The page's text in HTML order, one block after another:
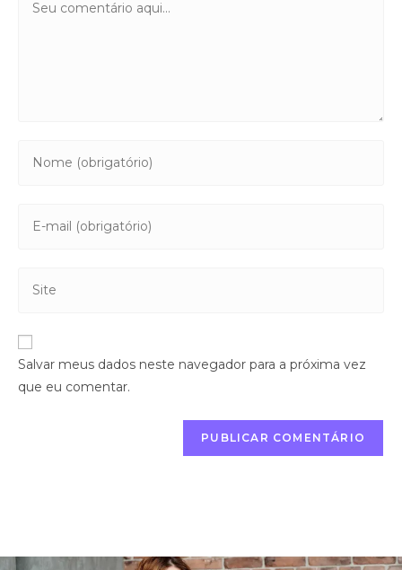
Salvar meus dados neste navegador para a próxima vez
que eu comentar.